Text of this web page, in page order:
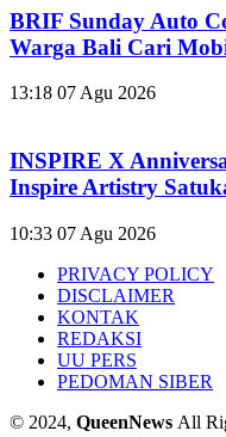
BRIF Sunday Auto
Warga Bali Cari
13:18 07 Agu 2026
INSPIRE X
Inspire Artistry
10:33 07 Agu 2026
PRIVACY POLICY
DISCLAIMER
KONTAK
REDAKSI
UU PERS
PEDOMAN SIBER
© 2024, QueenNews All